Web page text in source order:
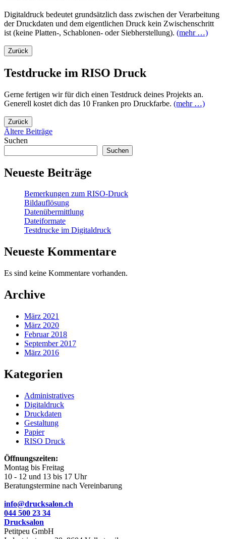
Digitaldruck bedeutet grundsätzlich dass zwischen der Verarbeitung
der Druckdaten und dem eigentlichen Druck kein Zwischenschritt
ist (keine Platten-, Schablonen- oder Siebherstellung). (mehr …)
Zurück
Testdrucke im RISO Druck
Gerne fertigen wir für dich einen Testdruck deines Projekts an.
Generell kostet dich das 10 Franken pro Druckfarbe. (mehr …)
Zurück
Beitragsnavigation
Ältere Beiträge
Suchen
Suchen
Neueste Beiträge
Bemerkungen zum RISO-Druck
Bildauflösung
Datenübermittlung
Dateiformate
Testdrucke im Digitaldruck
Neueste Kommentare
Es sind keine Kommentare vorhanden.
Archive
März 2021
März 2020
Februar 2018
September 2017
März 2016
Kategorien
Administratives
Digitaldruck
Druckdaten
Gestaltung
Papier
RISO Druck
Öffnungszeiten:
Montag bis Freitag
10 - 12 und 13 bis 17 Uhr
Beratungstermine nach Vereinbarung
info@drucksalon.ch
044 500 23 34
Drucksalon
Petitpeu GmbH